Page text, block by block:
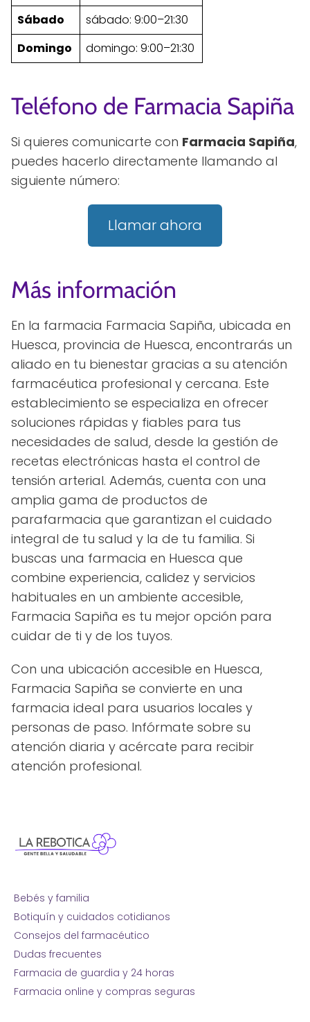
Sábado
sábado: 9:00–21:30
Domingo
domingo: 9:00–21:30
Teléfono de Farmacia Sapiña
Si quieres comunicarte con Farmacia Sapiña,
puedes hacerlo directamente llamando al
siguiente número:
Llamar ahora
Más información
En la farmacia Farmacia Sapiña, ubicada en
Huesca, provincia de Huesca, encontrarás un
aliado en tu bienestar gracias a su atención
farmacéutica profesional y cercana. Este
establecimiento se especializa en ofrecer
soluciones rápidas y fiables para tus
necesidades de salud, desde la gestión de
recetas electrónicas hasta el control de
tensión arterial. Además, cuenta con una
amplia gama de productos de
parafarmacia que garantizan el cuidado
integral de tu salud y la de tu familia. Si
buscas una farmacia en Huesca que
combine experiencia, calidez y servicios
habituales en un ambiente accesible,
Farmacia Sapiña es tu mejor opción para
cuidar de ti y de los tuyos.
Con una ubicación accesible en Huesca,
Farmacia Sapiña se convierte en una
farmacia ideal para usuarios locales y
personas de paso. Infórmate sobre su
atención diaria y acércate para recibir
atención profesional.
Bebés y familia
Botiquín y cuidados cotidianos
Consejos del farmacéutico
Dudas frecuentes
Farmacia de guardia y 24 horas
Farmacia online y compras seguras